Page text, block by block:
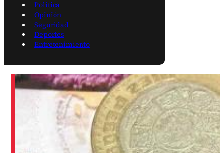
Política
Opinión
Seguridad
Deportes
Entretenimiento